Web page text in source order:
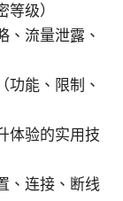
级）
、流量泄露、
功能、限制、
体验的实用技
、连接、断线